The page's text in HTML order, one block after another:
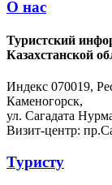
О нас
Туристский
Казахстанской
Индекс 070019,
Каменогорск,
ул. Сагадата
Визит-центр:
Туристу